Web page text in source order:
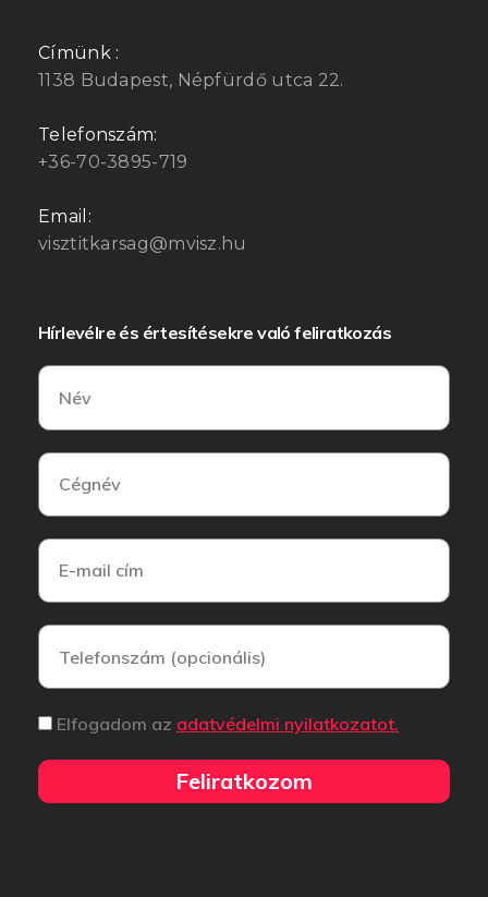
Címünk :
1138 Budapest, Népfürdő utca 22.
Telefonszám:
+36-70-3895-719
Email:
visztitkarsag@mvisz.hu
Hírlevélre és értesítésekre való feliratkozás
Elfogadom az adatvédelmi nyilatkozatot.
Feliratkozom